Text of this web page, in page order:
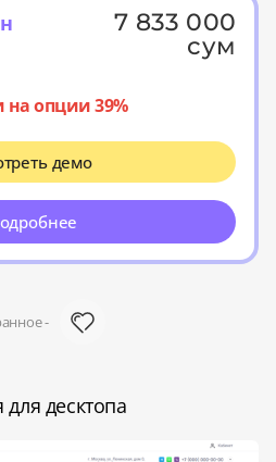
-
7 833 000
сум
на опции 39%
демо
для десктопа